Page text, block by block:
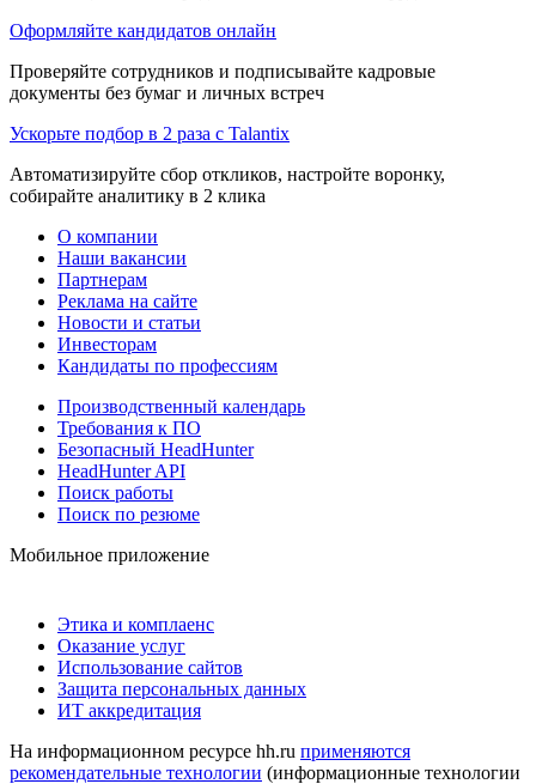
Оформляйте кандидатов онлайн
Проверяйте сотрудников и подписывайте кадровые
документы без бумаг и личных встреч
Ускорьте подбор в 2 раза с Talantix
Автоматизируйте сбор откликов, настройте воронку,
собирайте аналитику в 2 клика
О компании
Наши вакансии
Партнерам
Реклама на сайте
Новости и статьи
Инвесторам
Кандидаты по профессиям
Производственный календарь
Требования к ПО
Безопасный HeadHunter
HeadHunter API
Поиск работы
Поиск по резюме
Мобильное приложение
Этика и комплаенс
Оказание услуг
Использование сайтов
Защита персональных данных
ИТ аккредитация
На информационном ресурсе hh.ru применяются
рекомендательные технологии (информационные технологии